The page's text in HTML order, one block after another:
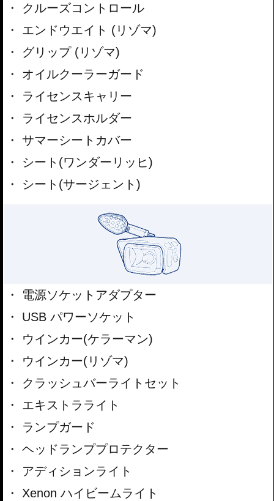
クルーズコントロール
エンドウエイト (リゾマ)
グリップ (リゾマ)
オイルクーラーガード
ライセンスキャリー
ライセンスホルダー
サマーシートカバー
シート(ワンダーリッヒ)
シート(サージェント)
電源ソケットアダプター
USB パワーソケット
ウインカー(ケラーマン)
ウインカー(リゾマ)
クラッシュバーライトセット
エキストラライト
ランプガード
ヘッドランププロテクター
アディションライト
Xenon ハイビームライト